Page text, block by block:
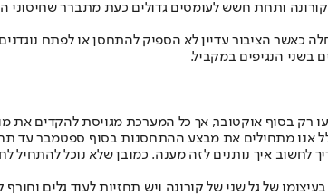
ותחת חשש לעומסים גדולים כעת מתברר שחיסוני
כאשר הציבור עדיין לא הספיק להתחסן או לפתח
בשני הנגיפים במקביל.
רק בסוף אוקטובר, אך כל המערכת מגויסת להקדים
אנו מתחילים את מבצע ההתחסנות בסוף ספטמבר עד
איך נותנים לזה מענה. כמובן שלא נוכל להתחיל
של גל שני של קורונה ויש תחזיות לעוד גלים